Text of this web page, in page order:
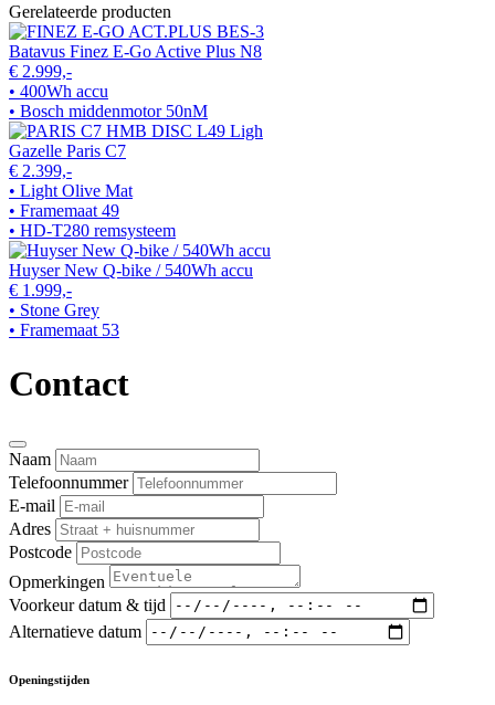
Gerelateerde producten
Batavus Finez E-Go Active Plus N8
€ 2.999,-
• 400Wh accu
• Bosch middenmotor 50nM
Gazelle Paris C7
€ 2.399,-
• Light Olive Mat
• Framemaat 49
• HD-T280 remsysteem
Huyser New Q-bike / 540Wh accu
€ 1.999,-
• Stone Grey
• Framemaat 53
Contact
Naam
Telefoonnummer
E-mail
Adres
Postcode
Opmerkingen
Voorkeur datum & tijd
Alternatieve datum
Openingstijden